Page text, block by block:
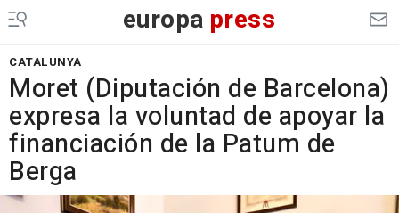
europa press
CATALUNYA
Moret (Diputación de Barcelona)
expresa la voluntad de apoyar la
financiación de la Patum de
Berga